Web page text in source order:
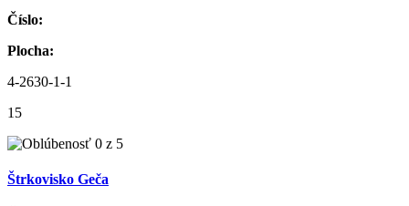
Číslo:
Plocha:
4-2630-1-1
15
Štrkovisko Geča